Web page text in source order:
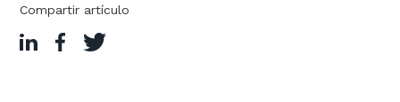
Compartir artículo